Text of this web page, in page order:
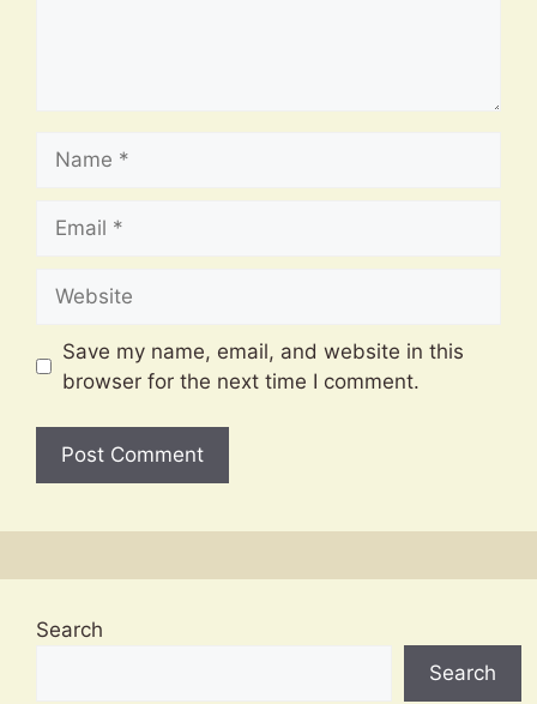
Save my name, email, and website in this
browser for the next time I comment.
Search
Search